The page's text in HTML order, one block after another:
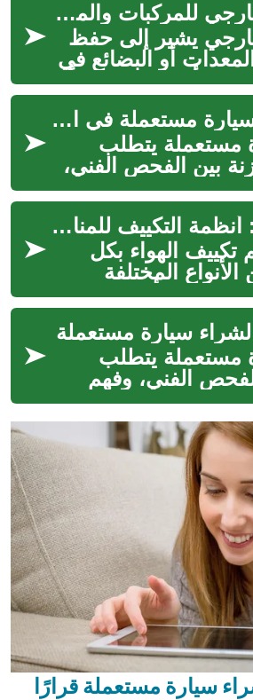
التخزين الخارجي للمركبات والمعدات: دليل عملي وواضح
يشير إلى حفظ
أو البضائع في
أو مغطاة جزئياً
مبانٍ مغلقة....
دليل شراء سيارة مستعملة في المملكة العربية السعودية
مستعملة يتطلب
بين الفحص الفني،
وتقييم التكاليف. مع
في السوق ووج...
دليل شامل: أنظمة التكييف للمنازل والشركات
تكييف الهواء بكل
المختلفة
النظام الأمثل، إلى
وتحسين الكفاء...
سيارة مستعملة
مستعملة يتطلب
الفني، وفهم
القوانين المحلية.
سنغطي عناصر
سيارة مستعملة قرارًا